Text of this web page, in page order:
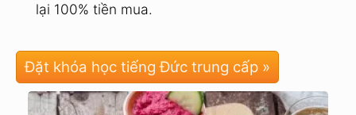
lại 100% tiền mua.
Đặt khóa học tiếng Đức trung cấp »